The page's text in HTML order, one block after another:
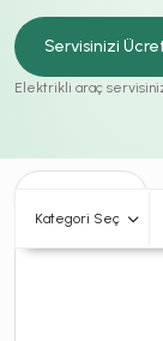
Servisinizi
Elektrikli araç
Kategori Seç